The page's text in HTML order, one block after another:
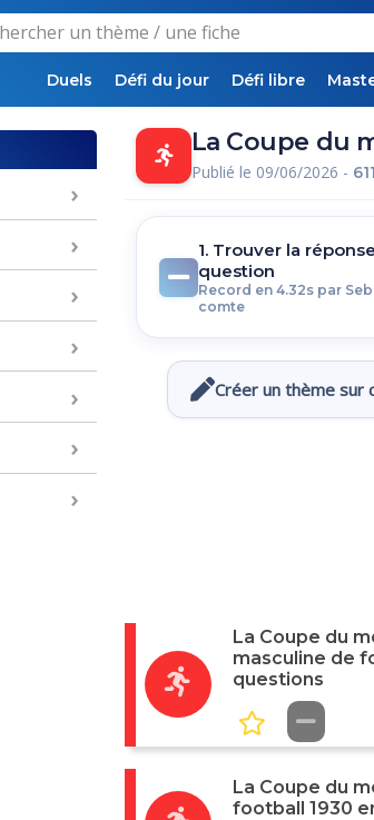
Duels Défi du jour Défi libre
La Coupe du
Publié le 09/06/2026 -
1. Trouver la
question
Record en 4.32s par
comte
Créer un thème sur
La Coupe du
masculine de
questions
La Coupe du
football 1930